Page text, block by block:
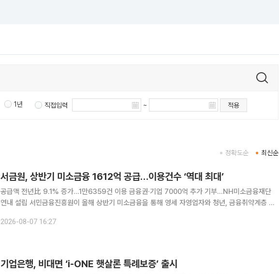
1년 직접입력 ~ 적용
최신순
정확도순
서금원, 상반기 미소금융 1612억 공급…이용건수 ‘역대 최대’
공급액 전년比 9.1% 증가…1만6359건 이용 금융권·기업 7000억 추가 기부…NH미소금융재단
연내 설립 서민금융진흥원이 올해 상반기 미소금융을 통해 영세 자영업자와 청년, 금융취약계층 등
으로 전년 동기(1478억5000만원)보다 9.1%(134억원
2026-08-07 16:27
기업은행, 비대면 ‘i-ONE 햇살론 특례보증’ 출시